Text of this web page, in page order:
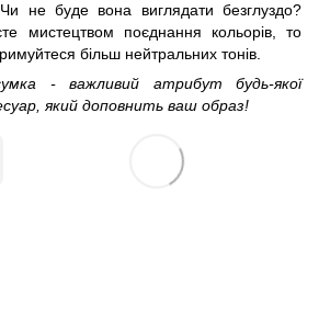
не буде вона виглядати безглуздо?
мистецтвом поєднання кольорів, то
більш нейтральних тонів.
- важливий атрибут будь-якої
який доповнить ваш образ!